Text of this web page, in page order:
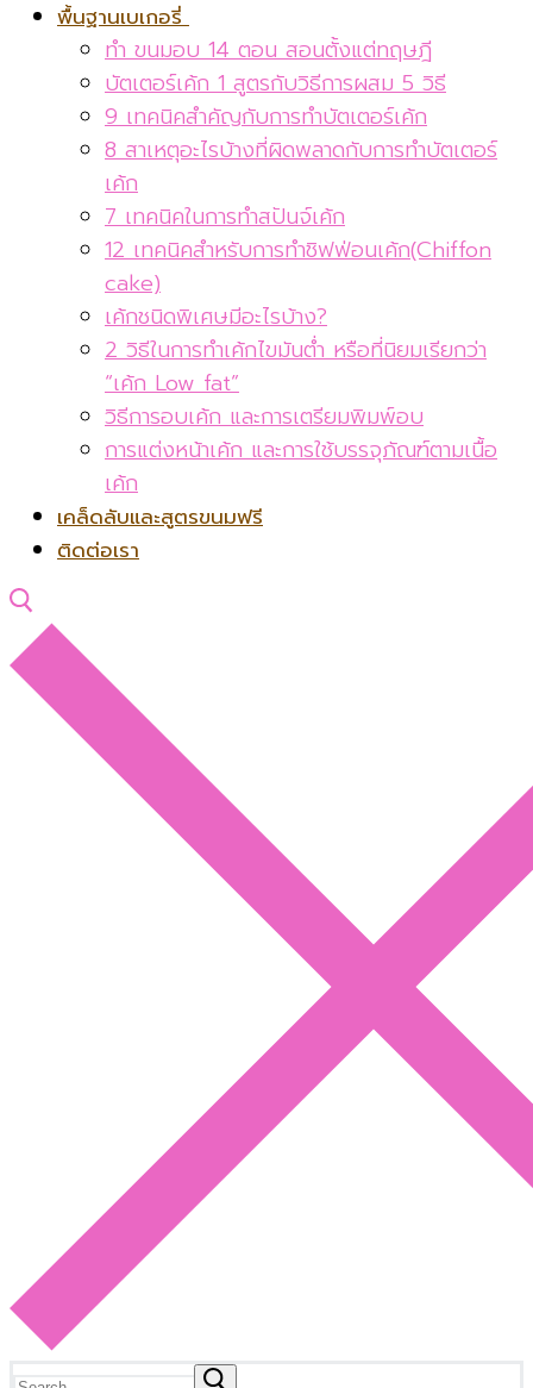
พื้นฐานเบเกอรี่
ทำ ขนมอบ 14 ตอน สอนตั้งแต่ทฤษฎี
บัตเตอร์เค้ก 1 สูตรกับวิธีการผสม 5 วิธี
9 เทคนิคสำคัญกับการทำบัตเตอร์เค้ก
8 สาเหตุอะไรบ้างที่ผิดพลาดกับการทำบัตเตอร์
เค้ก
7 เทคนิคในการทำสปันจ์เค้ก
12 เทคนิคสำหรับการทำชิฟฟ่อนเค้ก(Chiffon
cake)
เค้กชนิดพิเศษมีอะไรบ้าง?
2 วิธีในการทำเค้กไขมันต่ำ หรือที่นิยมเรียกว่า
“เค้ก Low fat”
วิธีการอบเค้ก และการเตรียมพิมพ์อบ
การแต่งหน้าเค้ก และการใช้บรรจุภัณฑ์ตามเนื้อ
เค้ก
เคล็ดลับและสูตรขนมฟรี
ติดต่อเรา
Search